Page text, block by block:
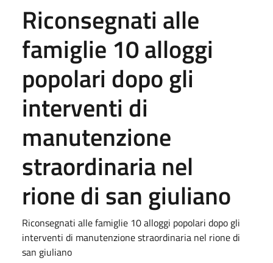
Riconsegnati alle
famiglie 10 alloggi
popolari dopo gli
interventi di
manutenzione
straordinaria nel
rione di san giuliano
Riconsegnati alle famiglie 10 alloggi popolari dopo gli
interventi di manutenzione straordinaria nel rione di
san giuliano